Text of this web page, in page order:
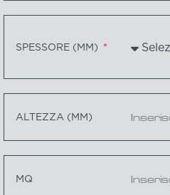
SPESSORE (MM)
ALTEZZA (MM)
MQ